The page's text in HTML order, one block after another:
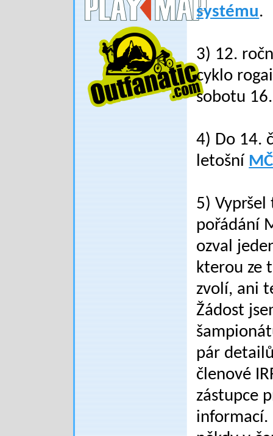
systému.
3) 12.
cyklo
sobotu
4) Do 14.
letošní
5)
pořádání
ozval
kterou ze
zvolí, ani
Žádost
pár
členové
zástupce
informací.